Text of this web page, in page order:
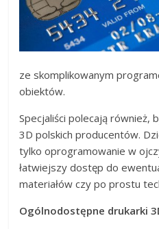
ze skomplikowanym
obiektów.
Specjaliści polecają również,
3D polskich producentów.
tylko oprogramowanie w
łatwiejszy dostęp do
materiałów czy po prostu
Ogólnodostępne drukarki